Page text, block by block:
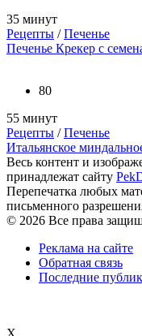
35 минут
Рецепты /Печенье
Печенье Крекер с
80
55 минут
Рецепты /Печенье
Итальянское
Весь контент и
принадлежат сайту
Перепечатка любых
письменного
© 2026 Все права
Реклама на сайте
Обратная связь
Последние